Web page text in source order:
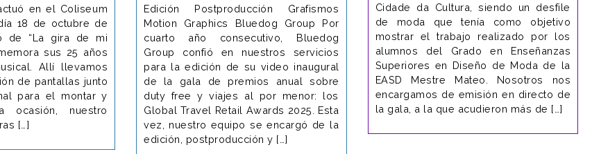
en el Coliseum
18 de octubre de
de “La gira de mi
sus 25 años
Allí llevamos
de pantallas junto
para el montar y
ocasión, nuestro
[…]
Edición Postproducción Grafismos
Motion Graphics Bluedog Group Por
cuarto año consecutivo, Bluedog
Group confió en nuestros servicios
para la edición de su video inaugural
de la gala de premios anual sobre
duty free y viajes al por menor: los
Global Travel Retail Awards 2025. Esta
vez, nuestro equipo se encargó de la
edición, postproducción y […]
Cidade da Cultura, siendo un desfile
de moda que tenía como objetivo
mostrar el trabajo realizado por los
alumnos del Grado en Enseñanzas
Superiores en Diseño de Moda de la
EASD Mestre Mateo. Nosotros nos
encargamos de emisión en directo de
la gala, a la que acudieron más de […]